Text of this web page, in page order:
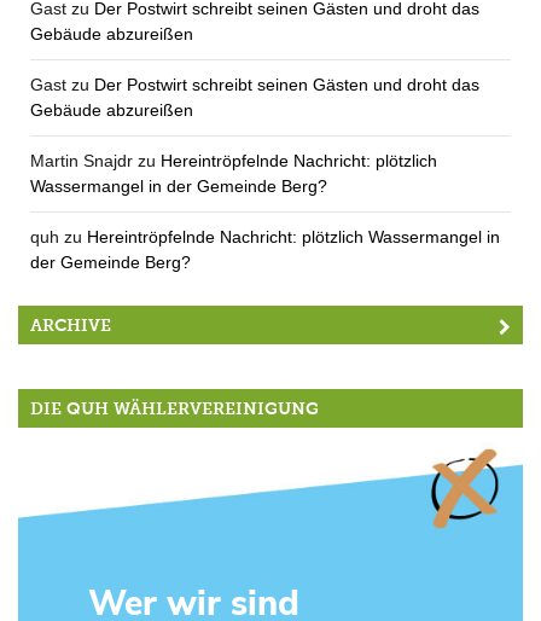
Gast zu Der Postwirt schreibt seinen Gästen und droht das
Gebäude abzureißen
Gast zu Der Postwirt schreibt seinen Gästen und droht das
Gebäude abzureißen
Martin Snajdr zu Hereintröpfelnde Nachricht: plötzlich
Wassermangel in der Gemeinde Berg?
quh zu Hereintröpfelnde Nachricht: plötzlich Wassermangel in
der Gemeinde Berg?
ARCHIVE
DIE QUH WÄHLERVEREINIGUNG
Wer wir sind